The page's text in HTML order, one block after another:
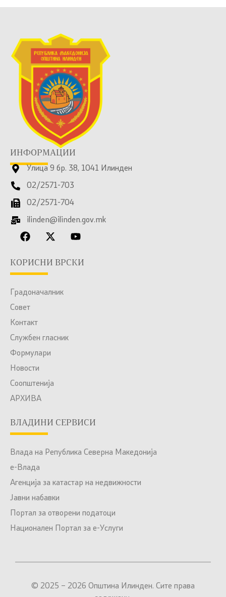
ИНФОРМАЦИИ
Улица 9 бр. 38, 1041 Илинден
02/2571-703
02/2571-704
ilinden@ilinden.gov.mk
КОРИСНИ ВРСКИ
Градоначалник
Совет
Контакт
Службен гласник
Формулари
Новости
Соопштенија
АРХИВА
ВЛАДИНИ СЕРВИСИ
Влада на Република Северна Македонија
е-Влада
Агенција за катастар на недвижности
Јавни набавки
Портал за отворени податоци
Национален Портал за е-Услуги
© 2025 – 2026 Општина Илинден. Сите права